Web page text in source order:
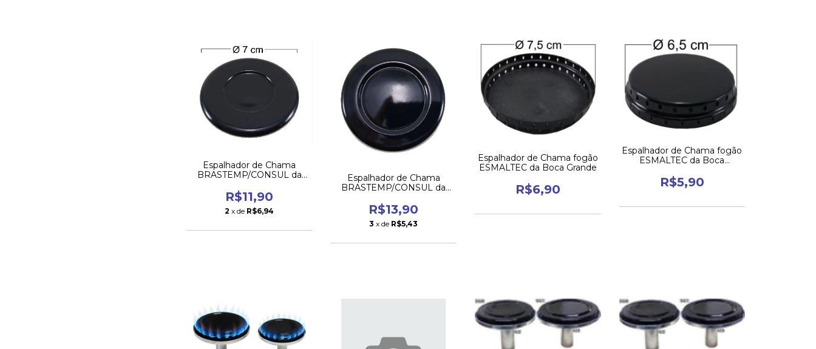
Espalhador de Chama
BRASTEMP/CONSUL da
R$11,90
2 x de R$6,94
Espalhador de Chama
BRASTEMP/CONSUL da
R$13,90
3 x de R$5,43
Espalhador de Chama fogão
ESMALTEC da Boca Grande
R$6,90
Espalhador de Chama fogão
ESMALTEC da Boca
R$5,90